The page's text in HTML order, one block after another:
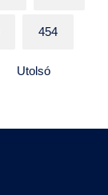
454
Utolsó